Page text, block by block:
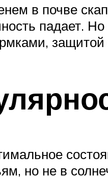
в почве
падает.
но не в